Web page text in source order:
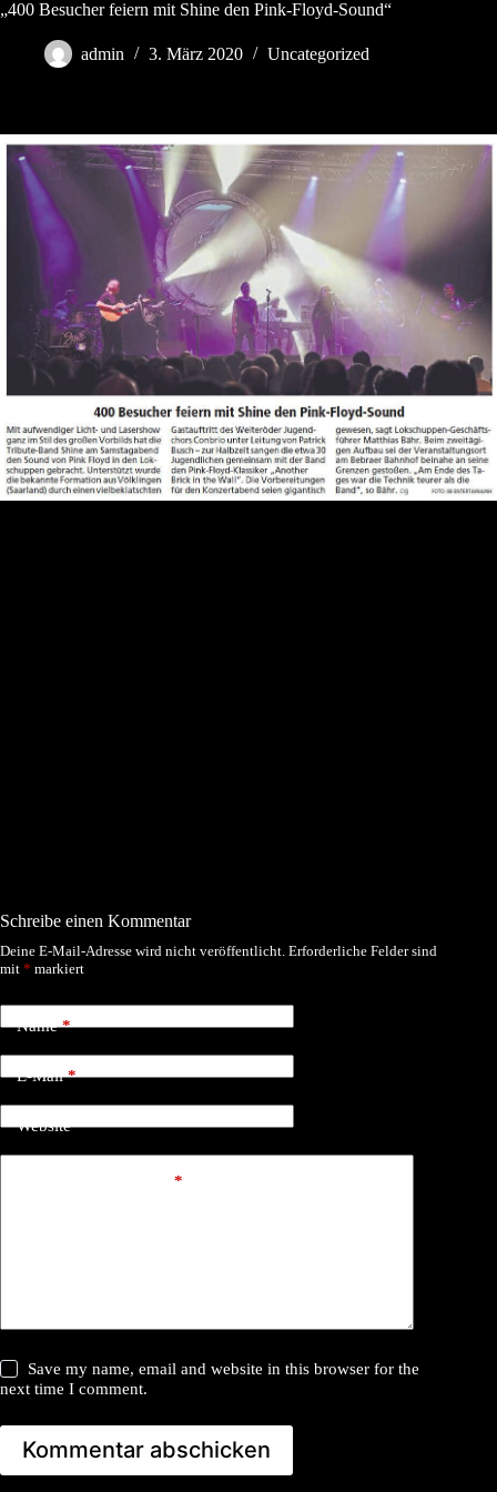
Zum
springen
„400 Besucher feiern mit Shine den Pink-Floyd-Sound“
admin 3. März 2020 Uncategorized
Schreibe einen Kommentar
Deine E-Mail-Adresse wird nicht veröffentlicht. Erforderliche Felder sind
mit * markiert
Name*
E-Mail*
Website
*
Save my name, email and website in this browser for the
next time I comment.
Kommentar abschicken